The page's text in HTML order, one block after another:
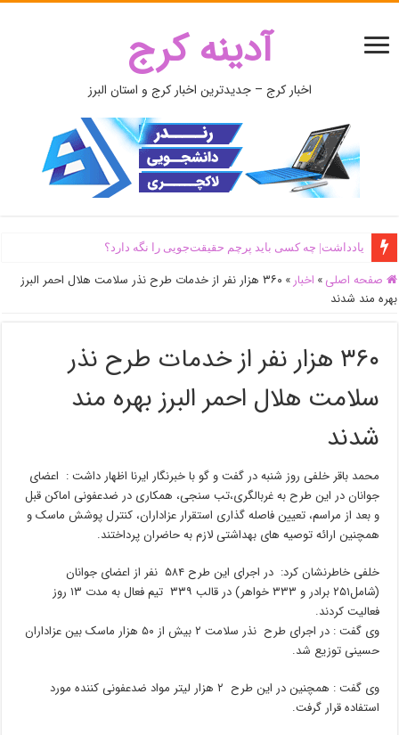
آدینه کرج
اخبار کرج – جدیدترین اخبار کرج و استان البرز
یادداشت| ‌چه کسی باید پرچم حقیقت‌جویی را نگه دارد؟
صفحه اصلی » اخبار »
۳۶۰ هزار نفر از خدمات طرح نذر سلامت هلال احمر البرز
بهره مند شدند
۳۶۰ هزار نفر از خدمات طرح نذر
سلامت هلال احمر البرز بهره مند
شدند
محمد باقر خلفی روز شنبه در گفت و گو با خبرنگار ایرنا اظهار داشت : اعضای
جوانان در این طرح به غربالگری،تب سنجی، همکاری در ضدعفونی اماکن قبل
و بعد از مراسم، تعیین فاصله گذاری استقرار عزاداران، کنترل پوشش ماسک و
همچنین ارائه توصیه های بهداشتی لازم به حاضران پرداختند.
خلفی خاطرنشان کرد: در اجرای این طرح ۵۸۴ نفر از اعضای جوانان
(شامل۲۵۱ برادر و ۳۳۳ خواهر) در قالب ۳۳۹ تیم فعال به مدت ۱۳ روز
فعالیت کردند.
وی گفت : در اجرای طرح نذر سلامت ۲ بیش از ۵۰ هزار ماسک بین عزاداران
حسینی توزیع شد.
وی گفت : همچنین در این طرح ۲ هزار لیتر مواد ضدعفونی کننده مورد
استفاده قرار گرفت.